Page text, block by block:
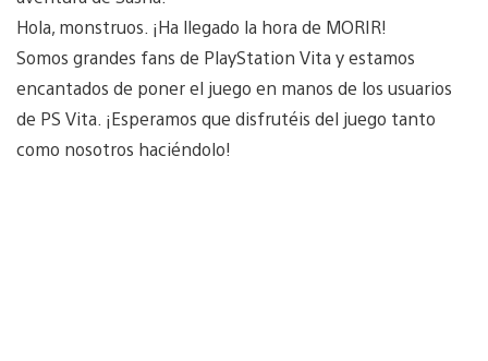
Hola, monstruos. ¡Ha llegado la hora de MORIR!
Somos grandes fans de PlayStation Vita y estamos
encantados de poner el juego en manos de los usuarios
de PS Vita. ¡Esperamos que disfrutéis del juego tanto
como nosotros haciéndolo!